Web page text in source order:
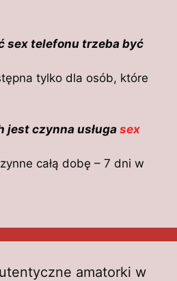
sex telefonu trzeba być
tylko dla osób, które
jest czynna usługasex
całą dobę – 7 dni w
amatorki w